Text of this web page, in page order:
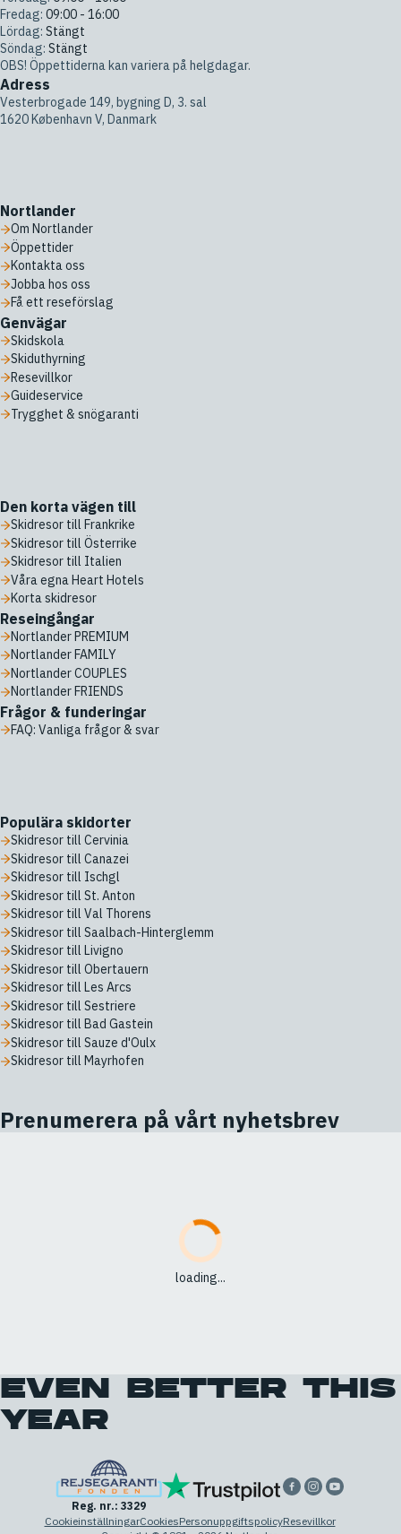
Fredag: 09:00 - 16:00
Lördag: Stängt
Söndag: Stängt
OBS! Öppettiderna kan variera på helgdagar.
Adress
Vesterbrogade 149, bygning D, 3. sal
1620 København V, Danmark
Nortlander
Om Nortlander
Öppettider
Kontakta oss
Jobba hos oss
Få ett reseförslag
Genvägar
Skidskola
Skiduthyrning
Resevillkor
Guideservice
Trygghet & snögaranti
Den korta vägen till
Skidresor till Frankrike
Skidresor till Österrike
Skidresor till Italien
Våra egna Heart Hotels
Korta skidresor
Reseingångar
Nortlander PREMIUM
Nortlander FAMILY
Nortlander COUPLES
Nortlander FRIENDS
Frågor & funderingar
FAQ: Vanliga frågor & svar
Populära skidorter
Skidresor till Cervinia
Skidresor till Canazei
Skidresor till Ischgl
Skidresor till St. Anton
Skidresor till Val Thorens
Skidresor till Saalbach-Hinterglemm
Skidresor till Livigno
Skidresor till Obertauern
Skidresor till Les Arcs
Skidresor till Sestriere
Skidresor till Bad Gastein
Skidresor till Sauze d'Oulx
Skidresor till Mayrhofen
Prenumerera på vårt nyhetsbrev
loading...
EVEN BETTER THIS
YEAR
Reg. nr.: 3329
CookieinställningarCookiesPersonuppgiftspolicyResevillkor